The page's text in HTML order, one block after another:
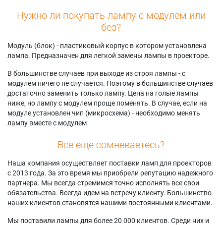
Нужно ли покупать лампу с модулем или
без?
Модуль (блок) - пластиковый корпус в котором установлена
лампа. Предназначен для легкой замены лампы в проекторе.
В большинстве случаев при выходе из строя лампы - с
модулем ничего не случается. Поэтому в большинстве случаев
достаточно заменить только лампу. Цена на голые лампы
ниже, но лампу с модулем проще поменять. В случае, если на
модуле установлен чип (микросхема) - необходимо менять
лампу вместе с модулем
Все еще сомневаетесь?
Наша компания осуществляет поставки ламп для проекторов
с 2013 года. За это время мы приобрели репутацию надежного
партнера. Мы всегда стремимся точно исполнять все свои
обязательства. Всегда идем на встречу клиенту. Большинство
наших клиентов становятся нашими постоянными клиентами.
Мы поставили лампы для более 20 000 клиентов. Среди них и